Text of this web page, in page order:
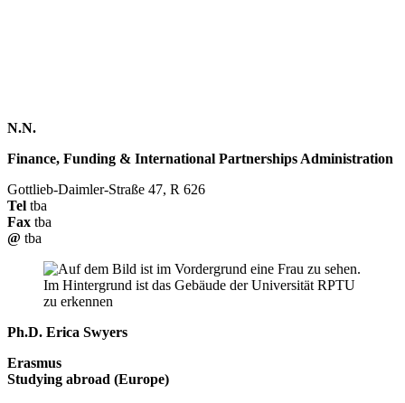
N.N.
Finance, Funding & International Partnerships Administration
Gottlieb-Daimler-Straße 47, R 626
Tel tba
Fax tba
@ tba
Ph.D. Erica Swyers
Erasmus
Studying abroad (Europe)